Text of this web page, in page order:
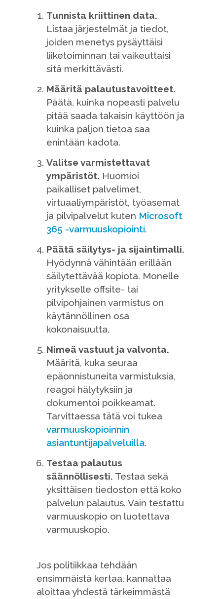
Tunnista kriittinen data.
Listaa järjestelmät ja tiedot,
joiden menetys pysäyttäisi
liiketoiminnan tai vaikeuttaisi
sitä merkittävästi.
Määritä palautustavoitteet.
Päätä, kuinka nopeasti palvelu
pitää saada takaisin käyttöön ja
kuinka paljon tietoa saa
enintään kadota.
Valitse varmistettavat
ympäristöt. Huomioi
paikalliset palvelimet,
virtuaaliympäristöt, työasemat
ja pilvipalvelut kuten Microsoft
365 -varmuuskopiointi.
Päätä säilytys- ja sijaintimalli.
Hyödynnä vähintään erillään
säilytettävää kopiota. Monelle
yritykselle offsite- tai
pilvipohjainen varmistus on
käytännöllinen osa
kokonaisuutta.
Nimeä vastuut ja valvonta.
Määritä, kuka seuraa
epäonnistuneita varmistuksia,
reagoi hälytyksiin ja
dokumentoi poikkeamat.
Tarvittaessa tätä voi tukea
varmuuskopioinnin
asiantuntijapalveluilla.
Testaa palautus
säännöllisesti. Testaa sekä
yksittäisen tiedoston että koko
palvelun palautus. Vain testattu
varmuuskopio on luotettava
varmuuskopio.
Jos politiikkaa tehdään
ensimmäistä kertaa, kannattaa
aloittaa yhdestä tärkeimmästä